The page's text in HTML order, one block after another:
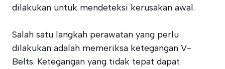
dilakukan untuk mendeteksi kerusakan awal.
Salah satu langkah perawatan yang perlu
dilakukan adalah memeriksa ketegangan V-
Belts. Ketegangan yang tidak tepat dapat